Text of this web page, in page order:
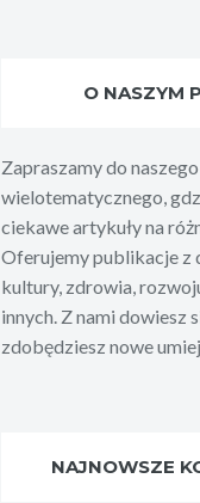
O NASZYM
Zapraszamy do
wielotematycznego,
ciekawe artykuły na
Oferujemy publikacje z
kultury, zdrowia,
innych. Z nami dowiesz
zdobędziesz nowe
NAJNOWSZE